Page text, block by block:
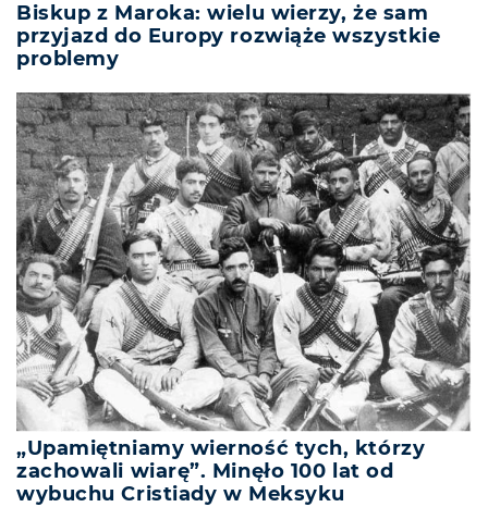
Biskup z Maroka: wielu wierzy, że sam
przyjazd do Europy rozwiąże wszystkie
problemy
„Upamiętniamy wierność tych, którzy
zachowali wiarę”. Minęło 100 lat od
wybuchu Cristiady w Meksyku